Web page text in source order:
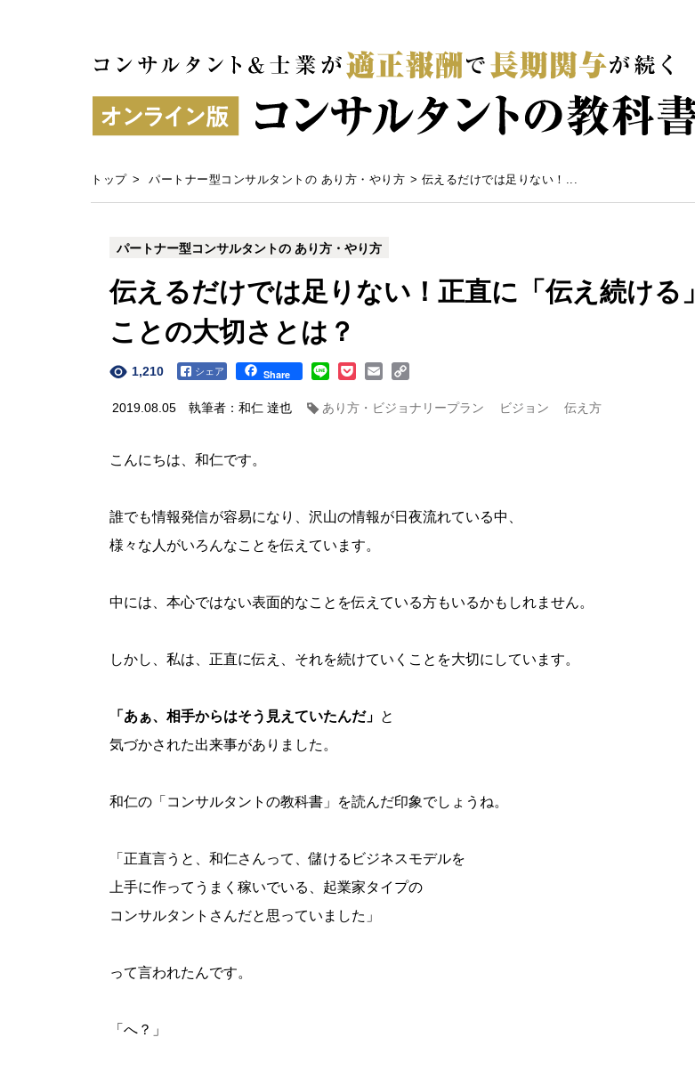
トップ > パートナー型コンサルタントの あり方・やり方 > 伝えるだけでは足りない！...
パートナー型コンサルタントの あり方・やり方
伝えるだけでは足りない！正直に「伝え続ける」
ことの大切さとは？
1,210 Facebook Share
2019.08.05 執筆者：和仁 達也 あり方・ビジョナリープラン ビジョン 伝え方
こんにちは、和仁です。
誰でも情報発信が容易になり、沢山の情報が日夜流れている中、
様々な人がいろんなことを伝えています。
中には、本心ではない表面的なことを伝えている方もいるかもしれません。
しかし、私は、正直に伝え、それを続けていくことを大切にしています。
「あぁ、相手からはそう見えていたんだ」 と
気づかされた出来事がありました。
和仁の「コンサルタントの教科書」を読んだ印象でしょうね。
「正直言うと、和仁さんって、儲けるビジネスモデルを
上手に作ってうまく稼いでいる、起業家タイプの
コンサルタントさんだと思っていました」
って言われたんです。
「へ？」